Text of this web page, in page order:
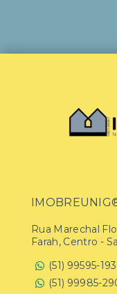
Rua Marechal
Farah, Centro -
(51) 99595-
(51) 99985-